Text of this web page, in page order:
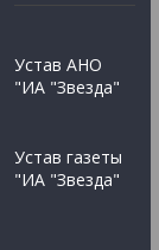
Устав АНО
"ИА "Звезда"
Устав газеты
"ИА "Звезда"